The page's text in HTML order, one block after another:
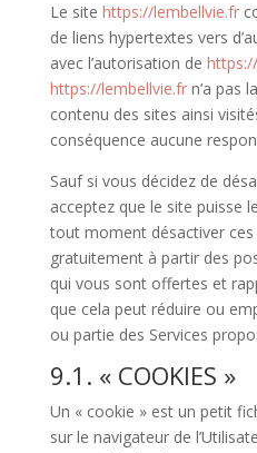
Le site https://lembellvie.fr
de liens hypertextes vers
avec l’autorisation de
https://lembellvie.frn’a pas
contenu des sites ainsi
conséquence aucune
Sauf si vous décidez de
acceptez que le site puisse
tout moment désactiver
gratuitement à partir des
qui vous sont offertes et
que cela peut réduire ou
ou partie des Services
9.1. « COOKIES »
Un « cookie » est un petit
sur le navigateur de